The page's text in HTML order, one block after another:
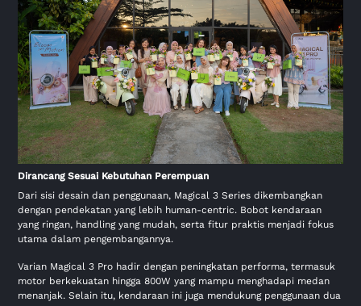
Dirancang Sesuai Kebutuhan Perempuan
Dari sisi desain dan penggunaan, Magical 3 Series dikembangkan
dengan pendekatan yang lebih human-centric. Bobot kendaraan
yang ringan, handling yang mudah, serta fitur praktis menjadi fokus
utama dalam pengembangannya.
Varian Magical 3 Pro hadir dengan peningkatan performa, termasuk
motor berkekuatan hingga 800W yang mampu menghadapi medan
menanjak. Selain itu, kendaraan ini juga mendukung penggunaan dua